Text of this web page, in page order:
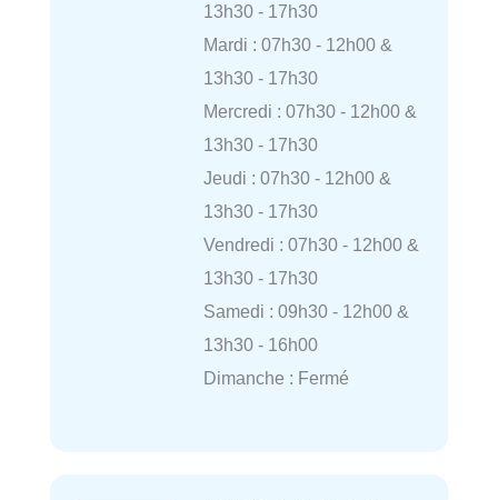
13h30 - 17h30
Mardi : 07h30 - 12h00 &
13h30 - 17h30
Mercredi : 07h30 - 12h00 &
13h30 - 17h30
Jeudi : 07h30 - 12h00 &
13h30 - 17h30
Vendredi : 07h30 - 12h00 &
13h30 - 17h30
Samedi : 09h30 - 12h00 &
13h30 - 16h00
Dimanche : Fermé